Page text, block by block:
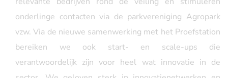
onderlinge contacten via de parkvereniging Agropark
vzw. Via de nieuwe samenwerking met het Proefstation
bereiken we ook start- en scale-ups die
verantwoordelijk zijn voor heel wat innovatie in de